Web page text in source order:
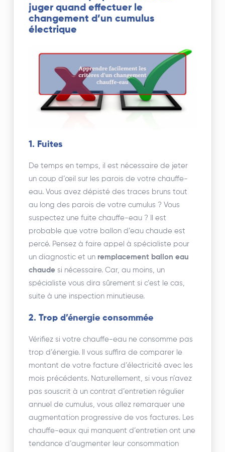
juger quand effectuer le
changement d’un cumulus
électrique
1. Fuites
De temps en temps, il est nécessaire de jeter
un coup d’œil sur les parois de votre chauffe-
eau. Vous avez dépisté des traces bruns tout
au long des parois de votre cumulus ? Vous
suspectez une fuite chauffe-eau ? Il est
probable que votre ballon d’eau chaude est
percé. Pensez à faire appel à spécialiste pour
un diagnostic et un remplacement ballon eau
chaude si nécessaire. Car, au moins, un
spécialiste vous dira sûrement si c’est le cas,
suite à une inspection minutieuse.
2. Trop d’énergie consommée
Vérifiez si votre chauffe-eau ne consomme pas
trop d’énergie. Il vous suffira de comparer le
montant de votre facture d’électricité avec les
mois précédents. Naturellement, si vous n’avez
pas souscrit à un contrat d’entretien régulier
annuel de cumulus, vous allez remarquer une
augmentation progressive de vos factures. Les
chauffe-eaux qui manquent d’entretien ont une
tendance d’augmenter leur consommation